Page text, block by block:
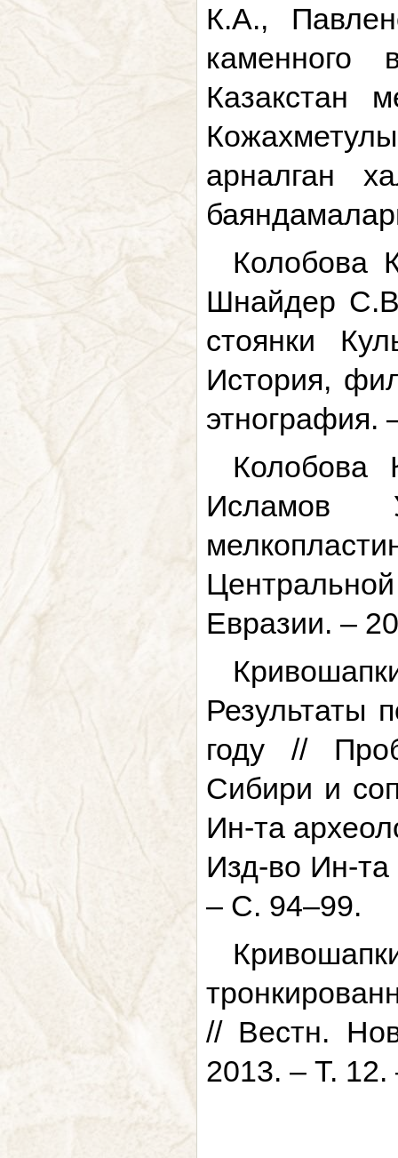
К.А.,
каменного
Казакстан
арналган
Колобова
Шнайдер
стоянки
История,
этнография.
Исламов
Евразии. –
Результаты
году //
Сибири и
Ин-та
Изд-во Ин-
– С. 94–99.
// Вестн.
2013. – Т.